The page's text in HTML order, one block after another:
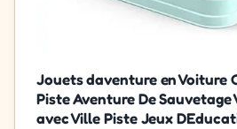
Jouets daventure en Voiture
Piste Aventure De Sauvetage
avec Ville Piste Jeux